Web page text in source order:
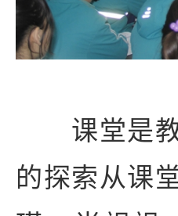
课堂是教
的探索从课